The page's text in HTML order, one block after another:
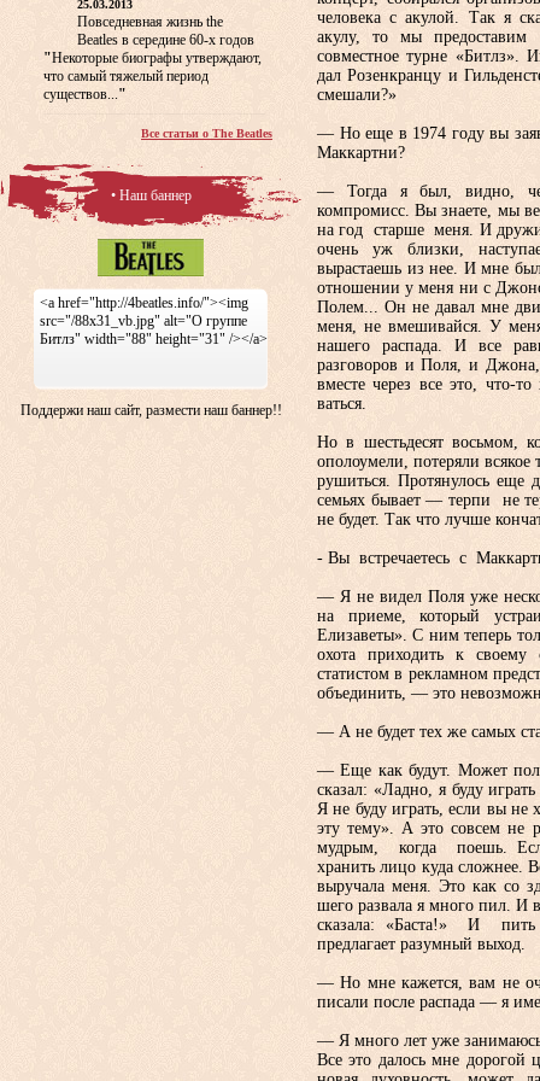
человека с акулой. Так я
акулу, то мы предоставим
совместное турне «Битлз».
дал Розенкранцу и
смешали?»
— Но еще в 1974 году вы
Мак­картни?
— Тогда я был, видно,
компромисс. Вы знаете, мы
на год старше меня. И
очень уж близки,
вырастаешь из нее. И мне
отношении у меня ни с
Полем... Он не да­вал мне
меня, не вмешивайся. У
нашего распада. И все
разговоров и Поля, и
вместе через все это, что-
ваться.
Но в шестьдесят восьмом,
ополоумели, потеряли всякое
рушиться. Протяну­лось еще
семьях бывает — терпи не
не будет. Так что лучше
- Вы встречаетесь с
— Я не видел Поля уже
на приеме, который
Елизаветы». С ним те­перь
охота прихо­дить к своему
статистом в рекламном
объединить, — это
— А не будет тех же самых
— Еще как будут. Может
ска­зал: «Ладно, я буду
Я не буду играть, если вы не
эту тему». А это совсем не
мудрым, когда поешь.
хранить лицо куда сложнее.
выручала меня. Это как со
шего развала я много пил. И
сказала: «Баста!» И
предлагает разумный выход.
— Но мне кажется, вам не
писали после распада — я
— Я много лет уже
Все это далось мне дорогой
25.03.2013
Повседневная жизнь the
Beatles в середине 60-х годов
"Некоторые биографы утверждают,
что самый тяжелый период
существов..."
Все статьи о The Beatles
• Наш баннер
<a href="http://4beatles.info/"><img
src="/88x31_vb.jpg" alt="О группе
Битлз" width="88" height="31" /></a>
Поддержи наш сайт, размести наш баннер!!